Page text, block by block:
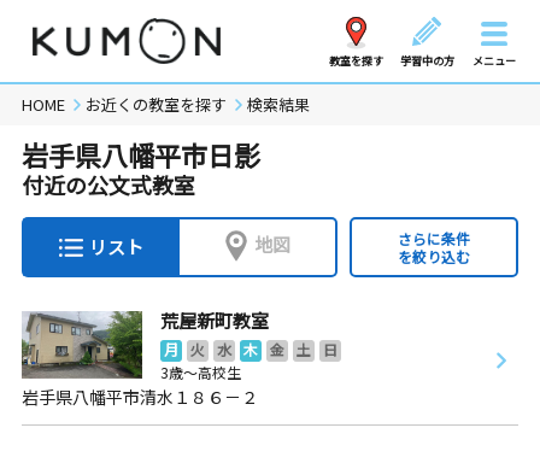
教室を探す 学習中の方 メニュー
HOME お近くの教室を探す 検索結果
岩手県八幡平市日影
付近の公文式教室
リスト 地図
さらに条件
を絞り込む
荒屋新町教室
月 火 水 木 金 土
日
3歳～高校生
岩手県八幡平市清水１８６－２